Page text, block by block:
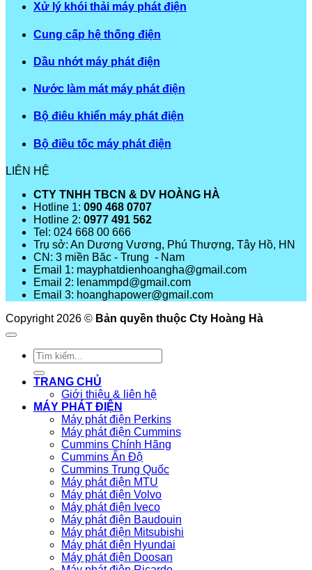
Xử lý khói thải máy phát điện
Cung cấp hệ thống điện
Dầu nhớt máy phát điện
Nước làm mát máy phát điện
Bộ điêu khiển máy phát điện
Bộ điều tốc máy phát điện
LIÊN HỆ
CTY TNHH TBCN & DV HOÀNG HÀ
Hotline 1: 090 468 0707
Hotline 2: 0977 491 562
Tel: 024 668 00 666
Trụ sở: An Dương Vương, Phú Thượng, Tây Hồ, HN
CN: 3 miền Băc - Trung - Nam
Email 1: mayphatdienhoangha@gmail.com
Email 2: lenammpd@gmail.com
Email 3: hoanghapower@gmail.com
Copyright 2026 © Bản quyền thuộc Cty Hoàng Hà
Tìm
kiếm:
TRANG CHỦ
Giới thiệu & liên hệ
MÁY PHÁT ĐIỆN
Máy phát điện Perkins
Máy phát điện Cummins
Cummins Chính Hãng
Cummins Ấn Độ
Cummins Trung Quốc
Máy phát điện MTU
Máy phát điện Volvo
Máy phát điện Iveco
Máy phát điện Baudouin
Máy phát điện Mitsubishi
Máy phát điện Hyundai
Máy phát điện Doosan